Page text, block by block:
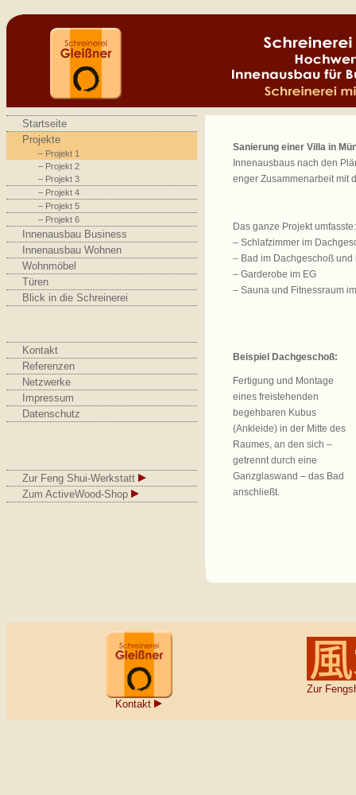
Startseite
Projekte
– Projekt 1
– Projekt 2
– Projekt 3
– Projekt 4
– Projekt 5
– Projekt 6
Innenausbau Business
Innenausbau Wohnen
Wohnmöbel
Türen
Blick in die Schreinerei
Kontakt
Referenzen
Netzwerke
Impressum
Datenschutz
Zur Feng Shui-Werkstatt
Zum ActiveWood-Shop
Sanierung einer Villa in
Innenausbaus nach den
enger Zusammenarbeit mit
Das ganze Projekt umfasste:
– Schlafzimmer im
– Bad im Dachgeschoß und
– Garderobe im EG
– Sauna und Fitnessraum
Beispiel Dachgeschoß:
Fertigung und Montage
eines freistehenden
begehbaren Kubus
(Ankleide) in der Mitte des
Raumes, an den sich –
getrennt durch eine
Ganzglaswand – das Bad
anschließt.
Kontakt
Zur